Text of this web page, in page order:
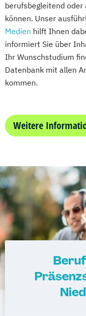
berufsbegleitend
können. Unser
Medien hilft Ihnen
informiert Sie über
Ihr Wunschstudium
Datenbank mit allen
kommen.
Weitere